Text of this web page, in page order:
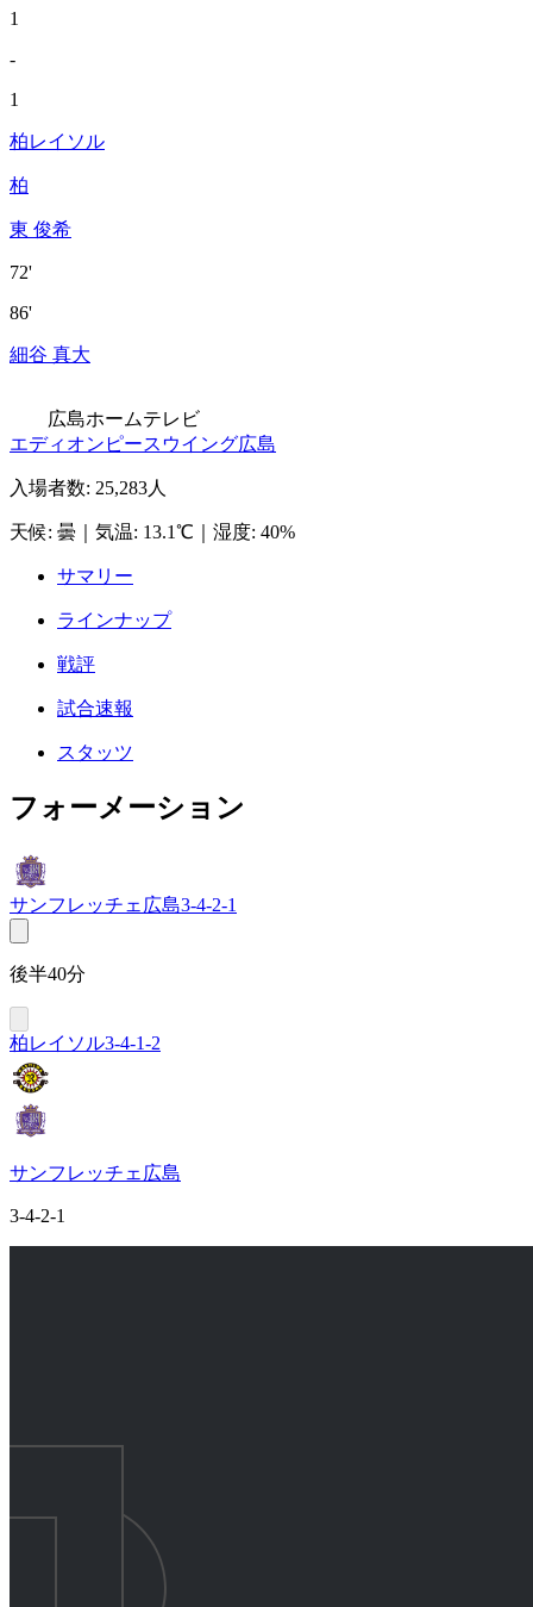
1
-
1
柏レイソル
柏
東 俊希
72'
86'
細谷 真大
広島ホームテレビ
エディオンピースウイング広島
入場者数: 25,283人
天候: 曇 気温: 13.1℃ 湿度: 40%
サマリー
ラインナップ
戦評
試合速報
スタッツ
フォーメーション
サンフレッチェ広島3-4-2-1
後半40分
柏レイソル3-4-1-2
サンフレッチェ広島
3-4-2-1